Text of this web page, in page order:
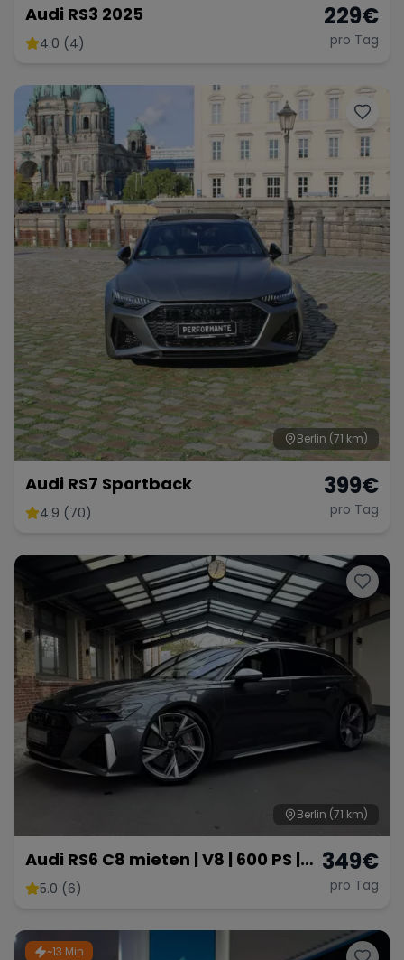
Audi RS3 2025
4.0 (4)
229€
pro Tag
Berlin (71 km)
Audi RS7 Sportback
4.9 (70)
399€
pro Tag
Berlin (71 km)
Audi RS6 C8 mieten | V8 | 600 PS |
Sportwagen
5.0 (6)
349€
pro Tag
~13 Min